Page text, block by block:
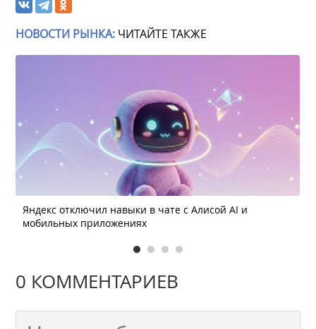
НОВОСТИ РЫНКА: ЧИТАЙТЕ ТАКЖЕ
Яндекс отключил навыки в чате с Алисой AI и
мобильных приложениях
0 КОММЕНТАРИЕВ